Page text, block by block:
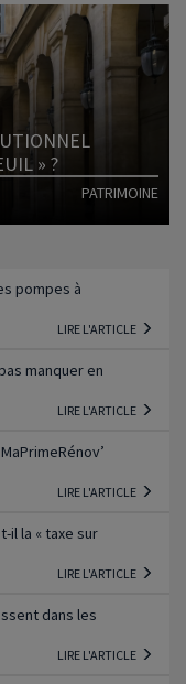
Lire l'article
» ?
PATRIMOINE
pompes à
LIRE L'ARTICLE
manquer en
LIRE L'ARTICLE
LIRE L'ARTICLE
il la « taxe sur
LIRE L'ARTICLE
dans les
LIRE L'ARTICLE